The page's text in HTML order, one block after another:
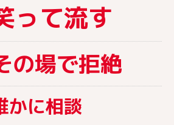
って流す
の場で拒絶
かに相談